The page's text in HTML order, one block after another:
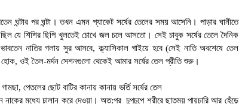
ঘন্টার পর ঘন্টা । তখন এমন প্যাকেট সর্ষের তেলের সময় আসেনি। পাড়ার ঘানীতে
ছিল যে শিশির ছিপি খুলতেই চোখে জল চলে আসতো । সেই চাবুক সর্ষের তেলে দৈনিক
নাতির গলায় সুর আসবে, ক্ল্যাসিকাল গাইয়ে হবে (সেই নাতি অবশেষে তেল
হোক, ওই তৈল-মর্দন সেশনগুলো থেকেই আমার সর্ষের তেল প্রীতি শুরু।
, পেতলের ছোট বাটির কানায় কানায় ভর্তি সর্ষের তেল
নাকের মধ্যে চালান করে দেওয়া। অত:পরচুপচুপে শরীরে ছাতময় পায়চারি আর হেঁড়ে